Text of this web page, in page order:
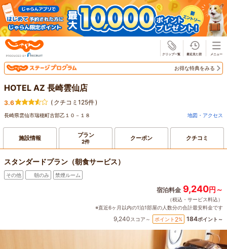
お得な特典をみる
HOTEL AZ 長崎雲仙店
3.6 ( クチコミ125件)
長崎県雲仙市瑞穂町古部乙１０－１８ 地図・アクセス
施設情報 プラン
2件 クーポン クチコミ
スタンダードプラン（朝食サービス）
その他 朝のみ 禁煙ルーム
宿泊料金 9,240円～
（税込・サービス料込）
※直近6ヶ月以内の1泊1部屋の人数分の合計最安料金です
9,240スコア～ ポイント 2% 184ポイント～